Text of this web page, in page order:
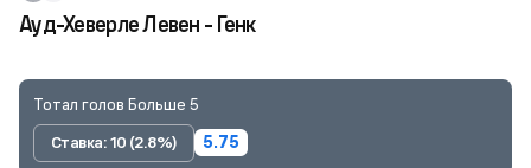
Ауд-Хеверле Левен - Генк
Тотал голов Больше 5
Ставка: 10 (2.8%)
5.75